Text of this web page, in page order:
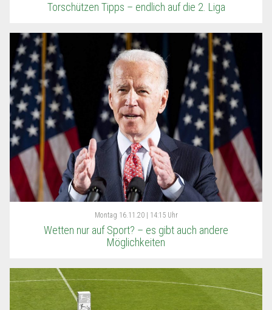
Torschützen Tipps – endlich auf die 2. Liga
Montag 16.11.20 | 14:15 Uhr
Wetten nur auf Sport? – es gibt auch andere
Möglichkeiten